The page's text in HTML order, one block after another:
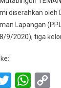
diserahkan
Lapangan
9/2020), tiga
Twitter